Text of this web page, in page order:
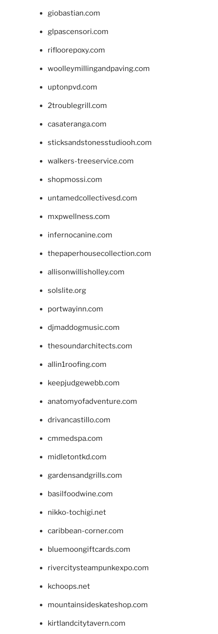
giobastian.com
glpascensori.com
rifloorepoxy.com
woolleymillingandpaving.com
uptonpvd.com
2troublegrill.com
casateranga.com
sticksandstonesstudiooh.com
walkers-treeservice.com
shopmossi.com
untamedcollectivesd.com
mxpwellness.com
infernocanine.com
thepaperhousecollection.com
allisonwillisholley.com
solslite.org
portwayinn.com
djmaddogmusic.com
thesoundarchitects.com
allin1roofing.com
keepjudgewebb.com
anatomyofadventure.com
drivancastillo.com
cmmedspa.com
midletontkd.com
gardensandgrills.com
basilfoodwine.com
nikko-tochigi.net
caribbean-corner.com
bluemoongiftcards.com
rivercitysteampunkexpo.com
kchoops.net
mountainsideskateshop.com
kirtlandcitytavern.com